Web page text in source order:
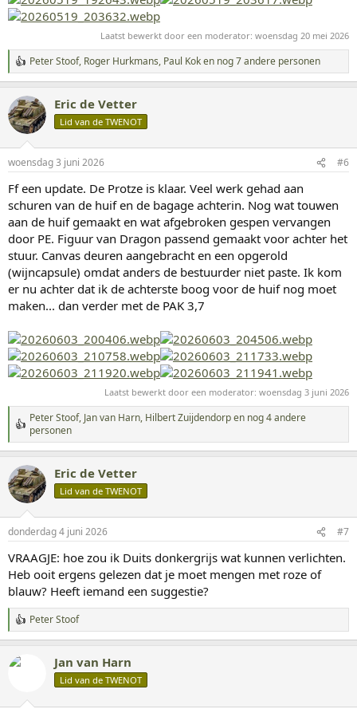
Laatst bewerkt door een moderator: woensdag 20 mei 2026
W
a
r
d
e
n
e
n
:
Peter Stoof, Roger Hurkmans, Paul Koken nog 7 andere personen
Eric de Vetter
Lid van de TWENOT
woensdag 3 juni 2026 #6
Ff een update. De Protze is klaar. Veel werk gehad aan
schuren van de huif en de bagage achterin. Nog wat touwen
aan de huif gemaakt en wat afgebroken gespen vervangen
door PE. Figuur van Dragon passend gemaakt voor achter het
stuur. Canvas deuren aangebracht en een opgerold
(wijncapsule) omdat anders de bestuurder niet paste. Ik kom
er nu achter dat ik de achterste boog voor de huif nog moet
maken... dan verder met de PAK 3,7
Laatst bewerkt door een moderator: woensdag 3 juni 2026
W
a
a
r
d
e
r
i
n
g
e
n
:
Peter Stoof, Jan van Harn, Hilbert Zuijdendorpen nog 4 andere
personen
Eric de Vetter
Lid van de TWENOT
donderdag 4 juni 2026 #7
VRAAGJE: hoe zou ik Duits donkergrijs wat kunnen verlichten.
Heb ooit ergens gelezen dat je moet mengen met roze of
blauw? Heeft iemand een suggestie?
W
a
r
Peter Stoof
Jan van Harn
Lid van de TWENOT